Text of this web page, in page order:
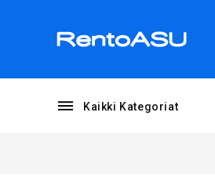
Kaikki Kategoriat